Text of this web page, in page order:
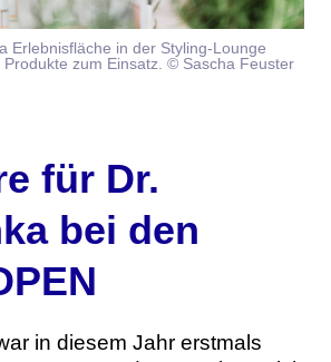
Erlebnisfläche in der Styling-Lounge
zum Einsatz. © Sascha Feuster
für Dr.
bei den
in diesem Jahr erstmals